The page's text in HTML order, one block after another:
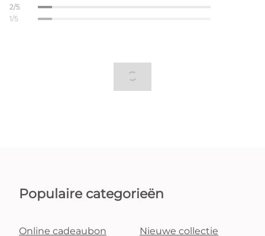
2/5
1/5
Populaire categorieën
Online cadeaubon Nieuwe collectie